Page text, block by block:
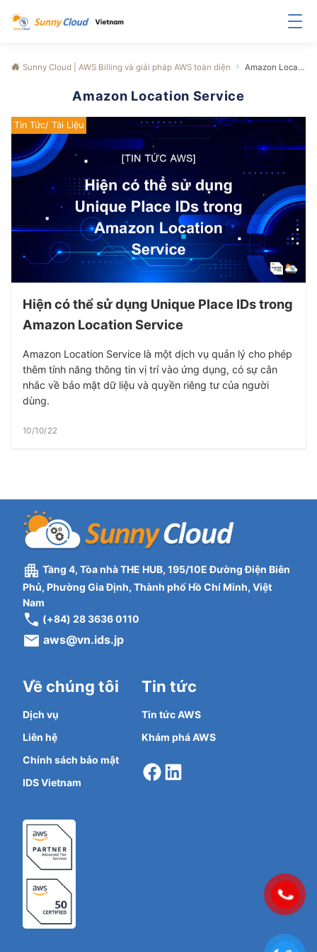
Sunny Cloud | AWS Billing và giải pháp AWS toàn diện Amazon Location Service
Amazon Location Service
Tin Tức/ Tài Liệu
Hiện có thể sử dụng Unique Place IDs trong
Amazon Location Service
Amazon Location Service là một dịch vụ quản lý cho phép
thêm tính năng thông tin vị trí vào ứng dụng, có sự cân
nhắc về bảo mật dữ liệu và quyền riêng tư của người
dùng.
10/10/22
Tầng 4, Tòa nhà THE HUB, 195/10E Đường Điện Biên
Phủ, Phường Gia Định, Thành phố Hồ Chí Minh, Việt
Nam
(+84) 28 3636 0110
aws@vn.ids.jp
Về chúng tôi
Dịch vụ
Liên hệ
Chính sách bảo mật
IDS Vietnam
Tin tức
Tin tức AWS
Khám phá AWS
Facebook